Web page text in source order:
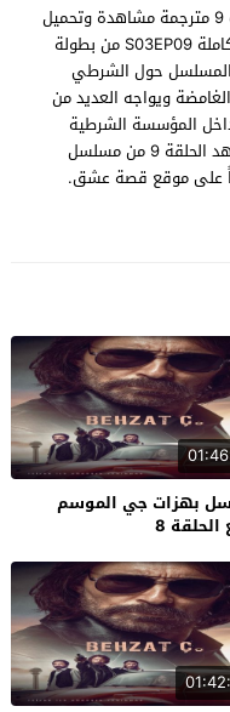
مسلسل بهزات جي الموسم الثالث الحلقة 9 مترجمة مشاهدة وتحميل
مسلسل “بهزات جي” Behzat Ç حلقة 9 كاملة S03EP09 من بطولة
المسلسل حول الشرطي
ويواجه العديد من
المؤسسة الشرطية
بجانب مشاكل وضغوط حياته الاسرية ، شاهد الحلقة 9 من مسلسل
على موقع قصة عشق.
بهزات جي الموسم
الحلقة 8